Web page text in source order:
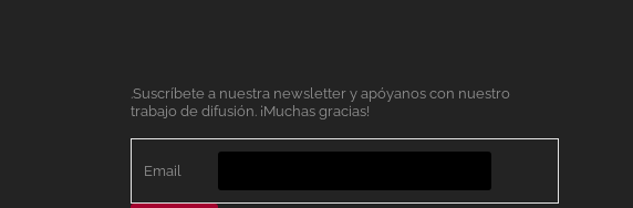
.Suscríbete a nuestra newsletter y apóyanos con nuestro
trabajo de difusión. ¡Muchas gracias!
Email